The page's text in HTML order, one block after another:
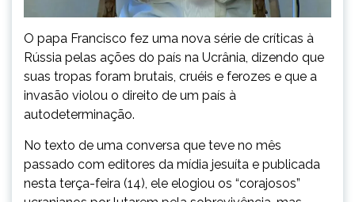
O papa Francisco fez uma nova série de críticas à
Rússia pelas ações do país na Ucrânia, dizendo que
suas tropas foram brutais, cruéis e ferozes e que a
invasão violou o direito de um país à
autodeterminação.
No texto de uma conversa que teve no mês
passado com editores da mídia jesuíta e publicada
nesta terça-feira (14), ele elogiou os “corajosos”